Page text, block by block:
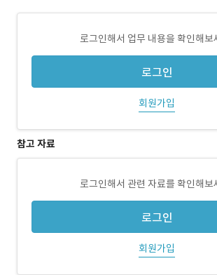
로그인해서 업무 내용을 확인해보
로그인
회원가입
참고 자료
로그인해서 관련 자료를 확인해보
로그인
회원가입